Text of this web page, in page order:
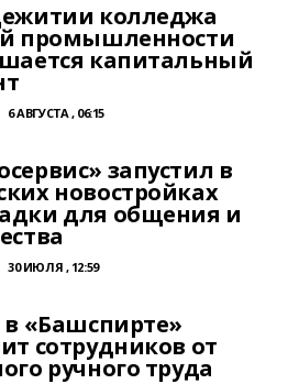
колледжа
промышленности
капитальный
6 АВГУСТА , 06:15
запустил в
новостройках
для общения и
30 ИЮЛЯ , 12:59
в «Башспирте»
сотрудников от
ручного труда